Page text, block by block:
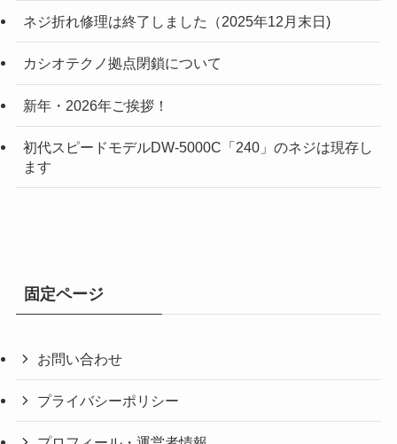
ネジ折れ修理は終了しました（2025年12月末日)
カシオテクノ拠点閉鎖について
新年・2026年ご挨拶！
初代スピードモデルDW-5000C「240」のネジは現存し
ます
固定ページ
お問い合わせ
プライバシーポリシー